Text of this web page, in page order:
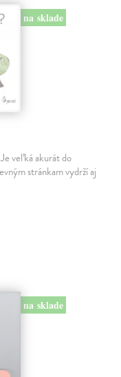
na sklade
veľká akurát do
stránkam vydrží aj
na sklade